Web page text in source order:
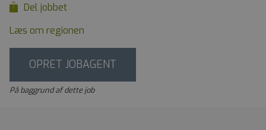
Del jobbet
Læs om regionen
OPRET JOBAGENT
På baggrund af dette job